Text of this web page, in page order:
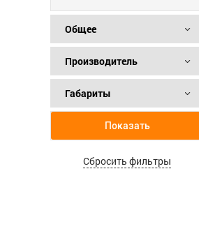
Общее
Производитель
Габариты
Показать
Сбросить фильтры